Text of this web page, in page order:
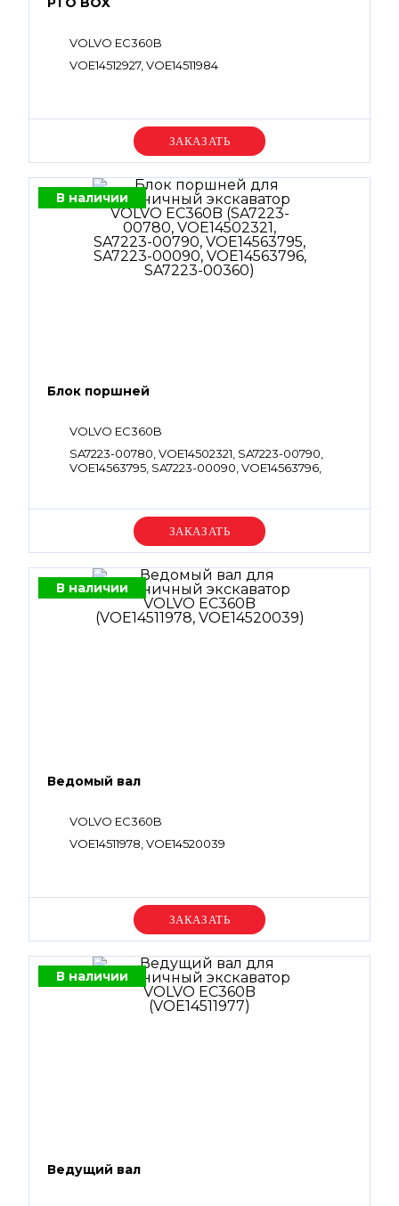
VOLVO EC360B
VOE14512927, VOE14511984
Уточняйте цену
В наличии
Блок поршней
VOLVO EC360B
SA7223-00780, VOE14502321, SA7223-00790,
VOE14563795, SA7223-00090, VOE14563796,
Уточняйте цену
В наличии
Ведомый вал
VOLVO EC360B
VOE14511978, VOE14520039
Уточняйте цену
В наличии
Ведущий вал